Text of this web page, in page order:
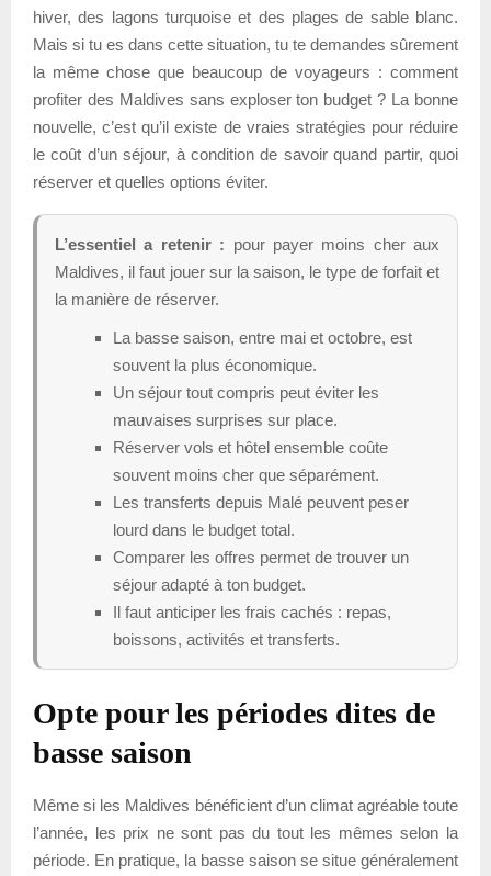
hiver, des lagons turquoise et des plages de sable blanc.
Mais si tu es dans cette situation, tu te demandes sûrement
la même chose que beaucoup de voyageurs : comment
profiter des Maldives sans exploser ton budget ? La bonne
nouvelle, c’est qu’il existe de vraies stratégies pour réduire
le coût d’un séjour, à condition de savoir quand partir, quoi
réserver et quelles options éviter.
L’essentiel a retenir : pour payer moins cher aux
Maldives, il faut jouer sur la saison, le type de forfait et
la manière de réserver.
La basse saison, entre mai et octobre, est
souvent la plus économique.
Un séjour tout compris peut éviter les
mauvaises surprises sur place.
Réserver vols et hôtel ensemble coûte
souvent moins cher que séparément.
Les transferts depuis Malé peuvent peser
lourd dans le budget total.
Comparer les offres permet de trouver un
séjour adapté à ton budget.
Il faut anticiper les frais cachés : repas,
boissons, activités et transferts.
Opte pour les périodes dites de
basse saison
Même si les Maldives bénéficient d’un climat agréable toute
l’année, les prix ne sont pas du tout les mêmes selon la
période. En pratique, la basse saison se situe généralement